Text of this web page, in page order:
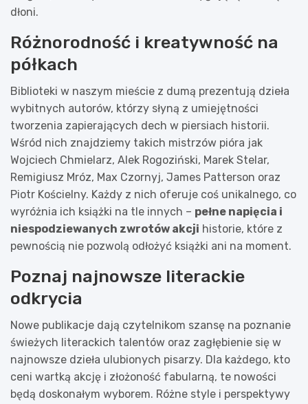
dłoni.
Różnorodność i kreatywność na
półkach
Biblioteki w naszym mieście z dumą prezentują dzieła
wybitnych autorów, którzy słyną z umiejętności
tworzenia zapierających dech w piersiach historii.
Wśród nich znajdziemy takich mistrzów pióra jak
Wojciech Chmielarz, Alek Rogoziński, Marek Stelar,
Remigiusz Mróz, Max Czornyj, James Patterson oraz
Piotr Kościelny. Każdy z nich oferuje coś unikalnego, co
wyróżnia ich książki na tle innych – pełne napięcia i
niespodziewanych zwrotów akcji historie, które z
pewnością nie pozwolą odłożyć książki ani na moment.
Poznaj najnowsze literackie
odkrycia
Nowe publikacje dają czytelnikom szansę na poznanie
świeżych literackich talentów oraz zagłębienie się w
najnowsze dzieła ulubionych pisarzy. Dla każdego, kto
ceni wartką akcję i złożoność fabularną, te nowości
będą doskonałym wyborem. Różne style i perspektywy